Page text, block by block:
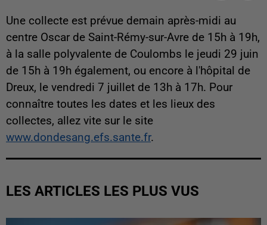
Une collecte est prévue demain après-midi au
centre Oscar de Saint-Rémy-sur-Avre de 15h à 19h,
à la salle polyvalente de Coulombs le jeudi 29 juin
de 15h à 19h également, ou encore à l'hôpital de
Dreux, le vendredi 7 juillet de 13h à 17h. Pour
connaître toutes les dates et les lieux des
collectes, allez vite sur le site
www.dondesang.efs.sante.fr.
LES ARTICLES LES PLUS VUS